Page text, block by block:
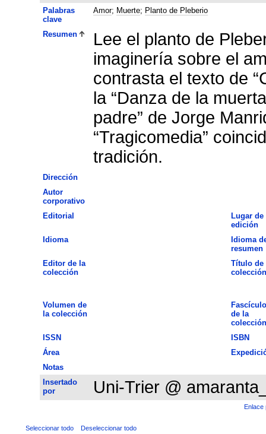
Palabras
clave
Amor; Muerte; Planto de Pleberio
Resumen
Lee el planto de
imaginería sobre el
contrasta el texto de
la “Danza de la
padre” de Jorge
“Tragicomedia”
tradición.
Dirección
Autor
corporativo
Editorial
Lugar de
edición
Idioma
Idioma
resumen
Editor de la
colección
Título de
colección
Volumen de
la colección
Fascículo
de la
colección
ISSN
ISBN
Área
Notas
Insertado
por
Uni-Trier @
Enlace
Seleccionar todo Deseleccionar todo